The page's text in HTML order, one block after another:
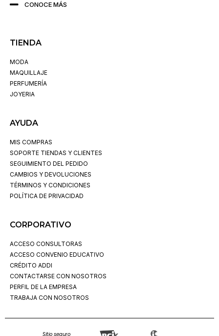
CONOCE MÁS
TIENDA
MODA
MAQUILLAJE
PERFUMERÍA
JOYERIA
AYUDA
MIS COMPRAS
SOPORTE TIENDAS Y CLIENTES
SEGUIMIENTO DEL PEDIDO
CAMBIOS Y DEVOLUCIONES
TÉRMINOS Y CONDICIONES
POLÍTICA DE PRIVACIDAD
CORPORATIVO
ACCESO CONSULTORAS
ACCESO CONVENIO EDUCATIVO
CRÉDITO ADDI
CONTACTARSE CON NOSOTROS
PERFIL DE LA EMPRESA
TRABAJA CON NOSOTROS
Sitio seguro